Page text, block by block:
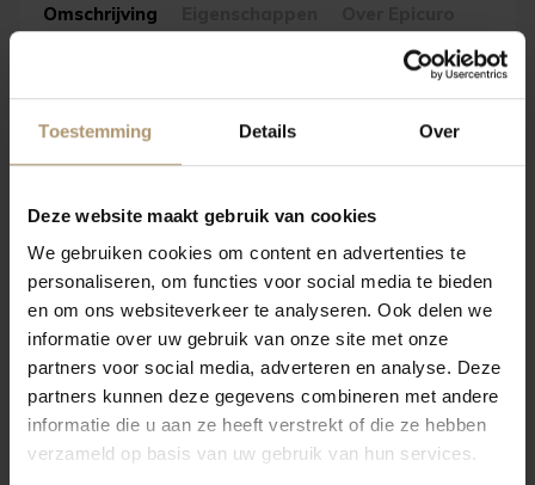
Toestemming Details Over
Deze website maakt gebruik van cookies
We gebruiken cookies om content en advertenties te
personaliseren, om functies voor social media te bieden
en om ons websiteverkeer te analyseren. Ook delen we
informatie over uw gebruik van onze site met onze
partners voor social media, adverteren en analyse. Deze
partners kunnen deze gegevens combineren met andere
informatie die u aan ze heeft verstrekt of die ze hebben
verzameld op basis van uw gebruik van hun services.
Omschrijving
Epicuro
Wijnhuis
Druivensoort(en)
Vinificatie
Moderne vinificatie. De druiven worden licht gekneusd, waarna na
de inweking een zachte persing volgt. Fermentatie bij 12 °C.
Lagering in roestvrijstalen tanks.
Proefnotities